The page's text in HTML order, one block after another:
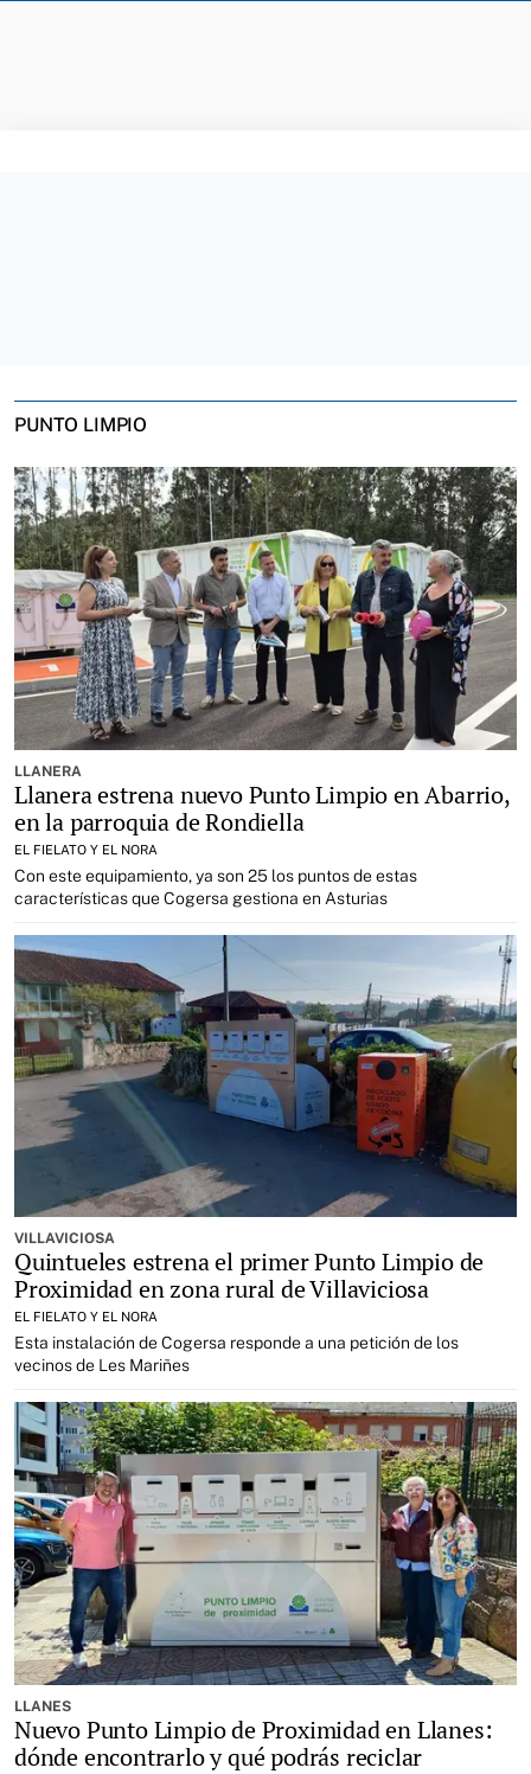
PUNTO LIMPIO
LLANERA
Llanera estrena nuevo Punto Limpio en Abarrio,
en la parroquia de Rondiella
EL FIELATO Y EL NORA
Con este equipamiento, ya son 25 los puntos de estas
características que Cogersa gestiona en Asturias
VILLAVICIOSA
Quintueles estrena el primer Punto Limpio de
Proximidad en zona rural de Villaviciosa
EL FIELATO Y EL NORA
Esta instalación de Cogersa responde a una petición de los
vecinos de Les Mariñes
LLANES
Nuevo Punto Limpio de Proximidad en Llanes:
dónde encontrarlo y qué podrás reciclar